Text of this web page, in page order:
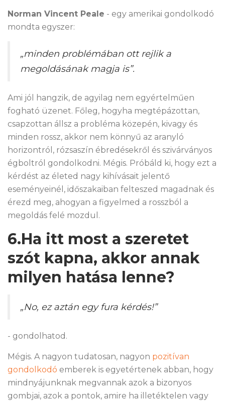
Norman Vincent Peale - egy amerikai gondolkodó
mondta egyszer:
„minden problémában ott rejlik a
megoldásának magja is”.
Ami jól hangzik, de agyilag nem egyértelműen
fogható üzenet. Főleg, hogyha megtépázottan,
csapzottan állsz a probléma közepén, kivagy és
minden rossz, akkor nem könnyű az aranyló
horizontról, rózsaszín ébredésekről és szivárványos
égboltról gondolkodni. Mégis. Próbáld ki, hogy ezt a
kérdést az életed nagy kihívásait jelentő
eseményeinél, időszakaiban felteszed magadnak és
érezd meg, ahogyan a figyelmed a rosszból a
megoldás felé mozdul.
6.Ha itt most a szeretet
szót kapna, akkor annak
milyen hatása lenne?
„No, ez aztán egy fura kérdés!”
- gondolhatod.
Mégis. A nagyon tudatosan, nagyon pozitívan
gondolkodó emberek is egyetértenek abban, hogy
mindnyájunknak megvannak azok a bizonyos
gombjai, azok a pontok, amire ha illetéktelen vagy